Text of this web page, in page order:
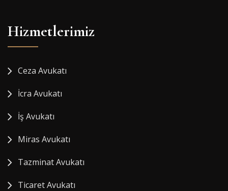
Hizmetlerimiz
Ceza Avukatı
İcra Avukatı
İş Avukatı
Miras Avukatı
Tazminat Avukatı
Ticaret Avukatı